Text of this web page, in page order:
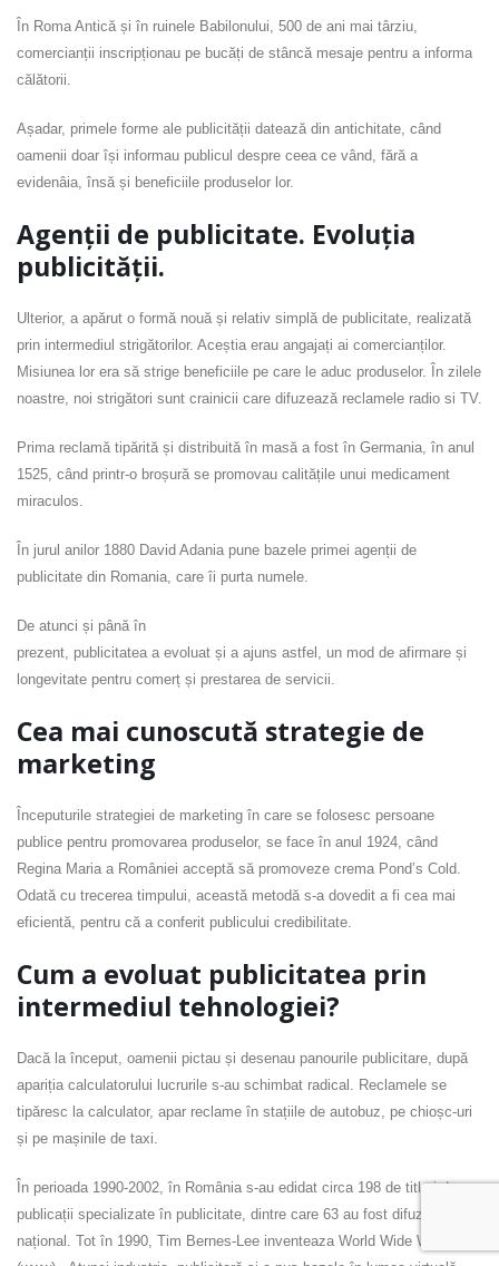
În Roma Antică și în ruinele Babilonului, 500 de ani mai târziu,
comercianții inscripționau pe bucăți de stâncă mesaje pentru a informa
călătorii.
Așadar, primele forme ale publicității datează din antichitate, când
oamenii doar își informau publicul despre ceea ce vând, fără a
evidenâia, însă și beneficiile produselor lor.
Agenții de publicitate. Evoluția
publicității.
Ulterior, a apărut o formă nouă și relativ simplă de publicitate, realizată
prin intermediul strigătorilor. Aceștia erau angajați ai comercianților.
Misiunea lor era să strige beneficiile pe care le aduc produselor. În zilele
noastre, noi strigători sunt crainicii care difuzează reclamele radio si TV.
Prima reclamă tipărită și distribuită în masă a fost în Germania, în anul
1525, când printr-o broșură se promovau calitățile unui medicament
miraculos.
În jurul anilor 1880 David Adania pune bazele primei agenții de
publicitate din Romania, care îi purta numele.
De atunci și până în
prezent, publicitatea a evoluat și a ajuns astfel, un mod de afirmare și
longevitate pentru comerț și prestarea de servicii.
Cea mai cunoscută strategie de
marketing
Începuturile strategiei de marketing în care se folosesc persoane
publice pentru promovarea produselor, se face în anul 1924, când
Regina Maria a României acceptă să promoveze crema Pond’s Cold.
Odată cu trecerea timpului, această metodă s-a dovedit a fi cea mai
eficientă, pentru că a conferit publicului credibilitate.
Cum a evoluat publicitatea prin
intermediul tehnologiei?
Dacă la început, oamenii pictau și desenau panourile publicitare, după
apariția calculatorului lucrurile s-au schimbat radical. Reclamele se
tipăresc la calculator, apar reclame în stațiile de autobuz, pe chioșc-uri
și pe mașinile de taxi.
În perioada 1990-2002, în România s-au edidat circa 198 de titluri de
publicații specializate în publicitate, dintre care 63 au fost difuzate
național. Tot în 1990, Tim Bernes-Lee inventeaza World Wide Web